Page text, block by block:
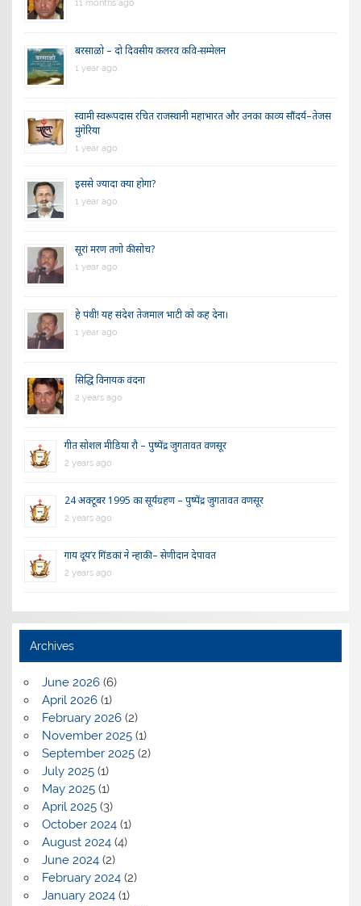
11 months ago
बरसाळो – दो दिवसीय कलरव कवि-सम्मेलन
1 year ago
स्वामी स्वरूपदास रचित राजस्थानी महाभारत और उनका काव्य सौंदर्य–तेजस
मुंगेरिया
1 year ago
इससे ज्यादा क्या होगा?
1 year ago
सूरां मरण तणो की सोच?
1 year ago
हे पंथी! यह संदेश तेजमाल भाटी को कह देना।
1 year ago
सिद्धि विनायक वंदना
2 years ago
गीत सोशल मीडिया रौ – पुष्पेंद्र जुगतावत वणसूर
2 years ago
24 अक्टूबर 1995 का सूर्यग्रहण – पुष्पेंद्र जुगतावत वणसूर
2 years ago
गाय दूय’र गिंडकां ने न्हाकी – सेणीदान देपावत
2 years ago
Archives
June 2026(6)
April 2026(1)
February 2026(2)
November 2025(1)
September 2025(2)
July 2025(1)
May 2025(1)
April 2025(3)
October 2024(1)
August 2024(4)
June 2024(2)
February 2024(2)
January 2024(1)